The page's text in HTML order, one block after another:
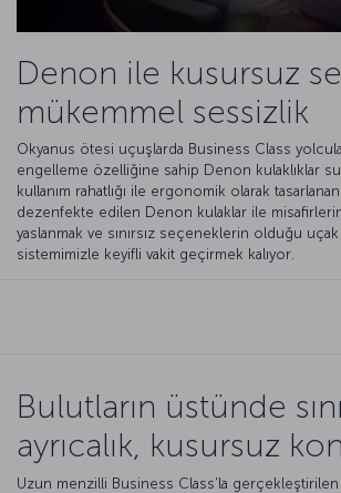
Denon ile kusursuz
mükemmel sessizlik
Okyanus ötesi uçuşlarda Business Class
engelleme özelliğine sahip Denon kulaklıklar
kullanım rahatlığı ile ergonomik olarak
dezenfekte edilen Denon kulaklar ile
yaslanmak ve sınırsız seçeneklerin olduğu
sistemimizle keyifli vakit geçirmek kalıyor.
Bulutların üstünde
ayrıcalık, kusursuz
Uzun menzilli Business Class'la